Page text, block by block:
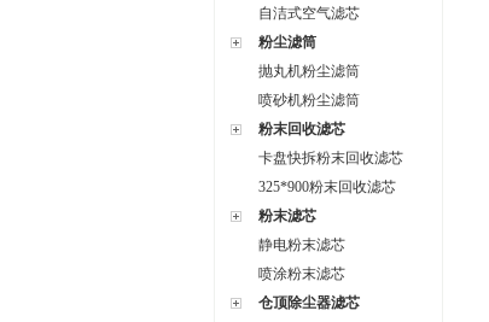
自洁式空气滤芯
粉尘滤筒
抛丸机粉尘滤筒
喷砂机粉尘滤筒
粉末回收滤芯
卡盘快拆粉末回收滤芯
325*900粉末回收滤芯
粉末滤芯
静电粉末滤芯
喷涂粉末滤芯
仓顶除尘器滤芯